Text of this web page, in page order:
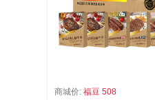
商城价: 福豆 508